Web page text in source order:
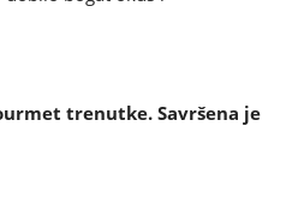
trenutke. Savršena je